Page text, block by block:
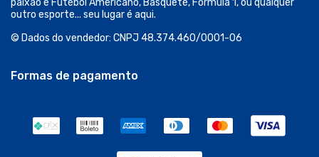
paixão é Futebol Americano, Basquete, Fórmula 1, ou qualquer
outro esporte... seu lugar é aqui.
© Dados do vendedor: CNPJ 48.374.460/0001-06
Formas de pagamento